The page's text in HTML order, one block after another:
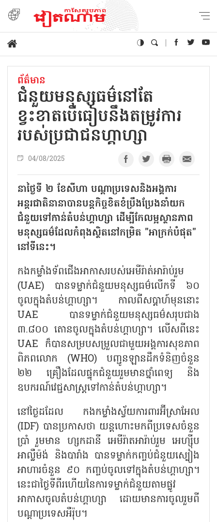
ព័ត៌មាន
ជំនួយមនុស្សធម៌នៅតែ
ខ្វះខាតបើធៀបនឹងតម្រូវការ
របស់ប្រជាជនហ្គាហ្សា
04/08/2025
នាថ្ងៃទី ២ ខែសីហា បណ្តាប្រទេសនិងអង្គការ
អន្តរជាតិនានាបានបន្តកិច្ចខិតខំប្រឹងប្រែងនាំយក
ជំនួយទៅកាន់តំបន់ហ្គាហ្សា ដើម្បីកែលម្អស្ថានភាព
មនុស្សធម៌ដែលកំពុងស្ថិតនៅកម្រិត "អាក្រក់បំផុត"
នៅទីនេះ។
កងកម្លាំងទ័ពជើងអាកាសរបស់អេមីរ៉ាត់អារ៉ាប់រួម
(UAE) បានទម្លាក់ជំនួយមនុស្សធម៌លើកទី ៦០
ចូលក្នុងតំបន់ហ្គាហ្សា។ កាលពីសប្តាហ៍មុននោះ
UAE បានទម្លាក់ជំនួយមនុស្សធម៌សរុបជាង
៣.៨០០ តោនចូលក្នុងតំបន់ហ្គាហ្សា។ លើសពីនេះ
UAE ក៏បានសម្របសម្រួលជាមួយអង្គការសុខភាព
ពិភពលោក (WHO) បញ្ជូនឡានដឹកទំនិញចំនួន
២២ គ្រឿងដែលផ្ទុកជំនួយរួមមានថ្នាំពេទ្យ និង
ឧបករណ៍វេជ្ជសាស្ត្រទៅកាន់តំបន់ហ្គាហ្សា។
នៅថ្ងៃដដែល កងកម្លាំងស្វ័យការពារអ៊ីស្រាអែល
(IDF) បានប្រកាសថា យន្តហោះមកពីប្រទេសចំនួន
ប្រាំ រួមមាន ហ្សកដានី អេមីរ៉ាតអារ៉ាប់រួម អេហ្ស៊ីប
អាល្លឺម៉ង់ និងបារាំង បានទម្លាក់កញ្ចប់ជំនួយស្បៀង
អាហារចំនួន ៩០ កញ្ចប់ចូលទៅក្នុងតំបន់ហ្គាហ្សា។
នេះជាថ្ងៃទីពីរហើយនៃការទម្លាក់ជំនួយតាមផ្លូវ
អាកាសចូលតំបន់ហ្គាហ្សា ដោយមានការចូលរួមពី
បណ្តាប្រទេសអឺរ៉ុប។